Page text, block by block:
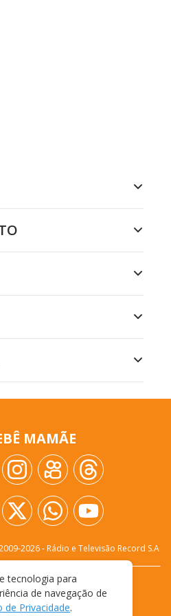
MAMÃE
2026- Rádio e Televisão Record S.A
PRIVACIDADE
DE USO
tecnologia para
de navegação de
de Privacidade.